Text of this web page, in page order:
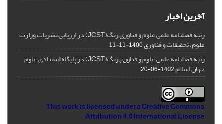
آخرین اخبار
رتبه فصلنامه علمی علوم و فناوری رنگ(JCST) در ارزیابی نشریات وزارت
علوم، تحقیقات و فناوری1400-11-11
رتبه فصلنامه علمی علوم و فناوری رنگ(JCST) در پایگاه استنادی علوم
جهان اسلام1402-06-20
This work is licensed under aCreative Commons
Attribution 4.0 International License